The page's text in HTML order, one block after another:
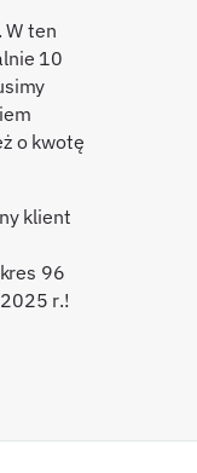
W ten
10
o kwotę
klient
96
r.!